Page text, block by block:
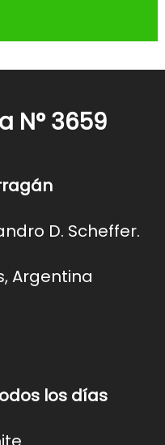
N° 3659
D. Scheffer.
Argentina
los días